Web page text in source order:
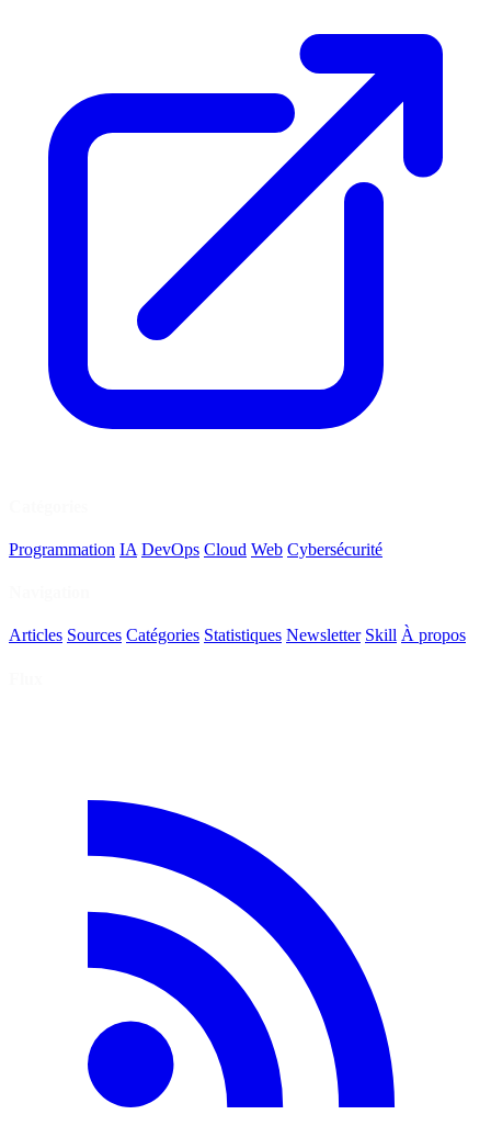
Programmation IA DevOps Cloud Web Cybersécurité
Articles Sources Catégories Statistiques Newsletter Skill À propos